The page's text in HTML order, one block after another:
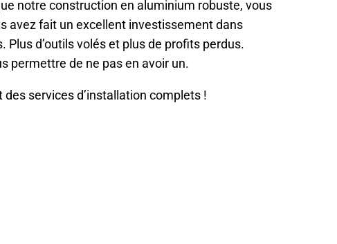
notre construction en aluminium robuste, vous
avez fait un excellent investissement dans
Plus d’outils volés et plus de profits perdus.
permettre de ne pas en avoir un.
services d’installation complets !